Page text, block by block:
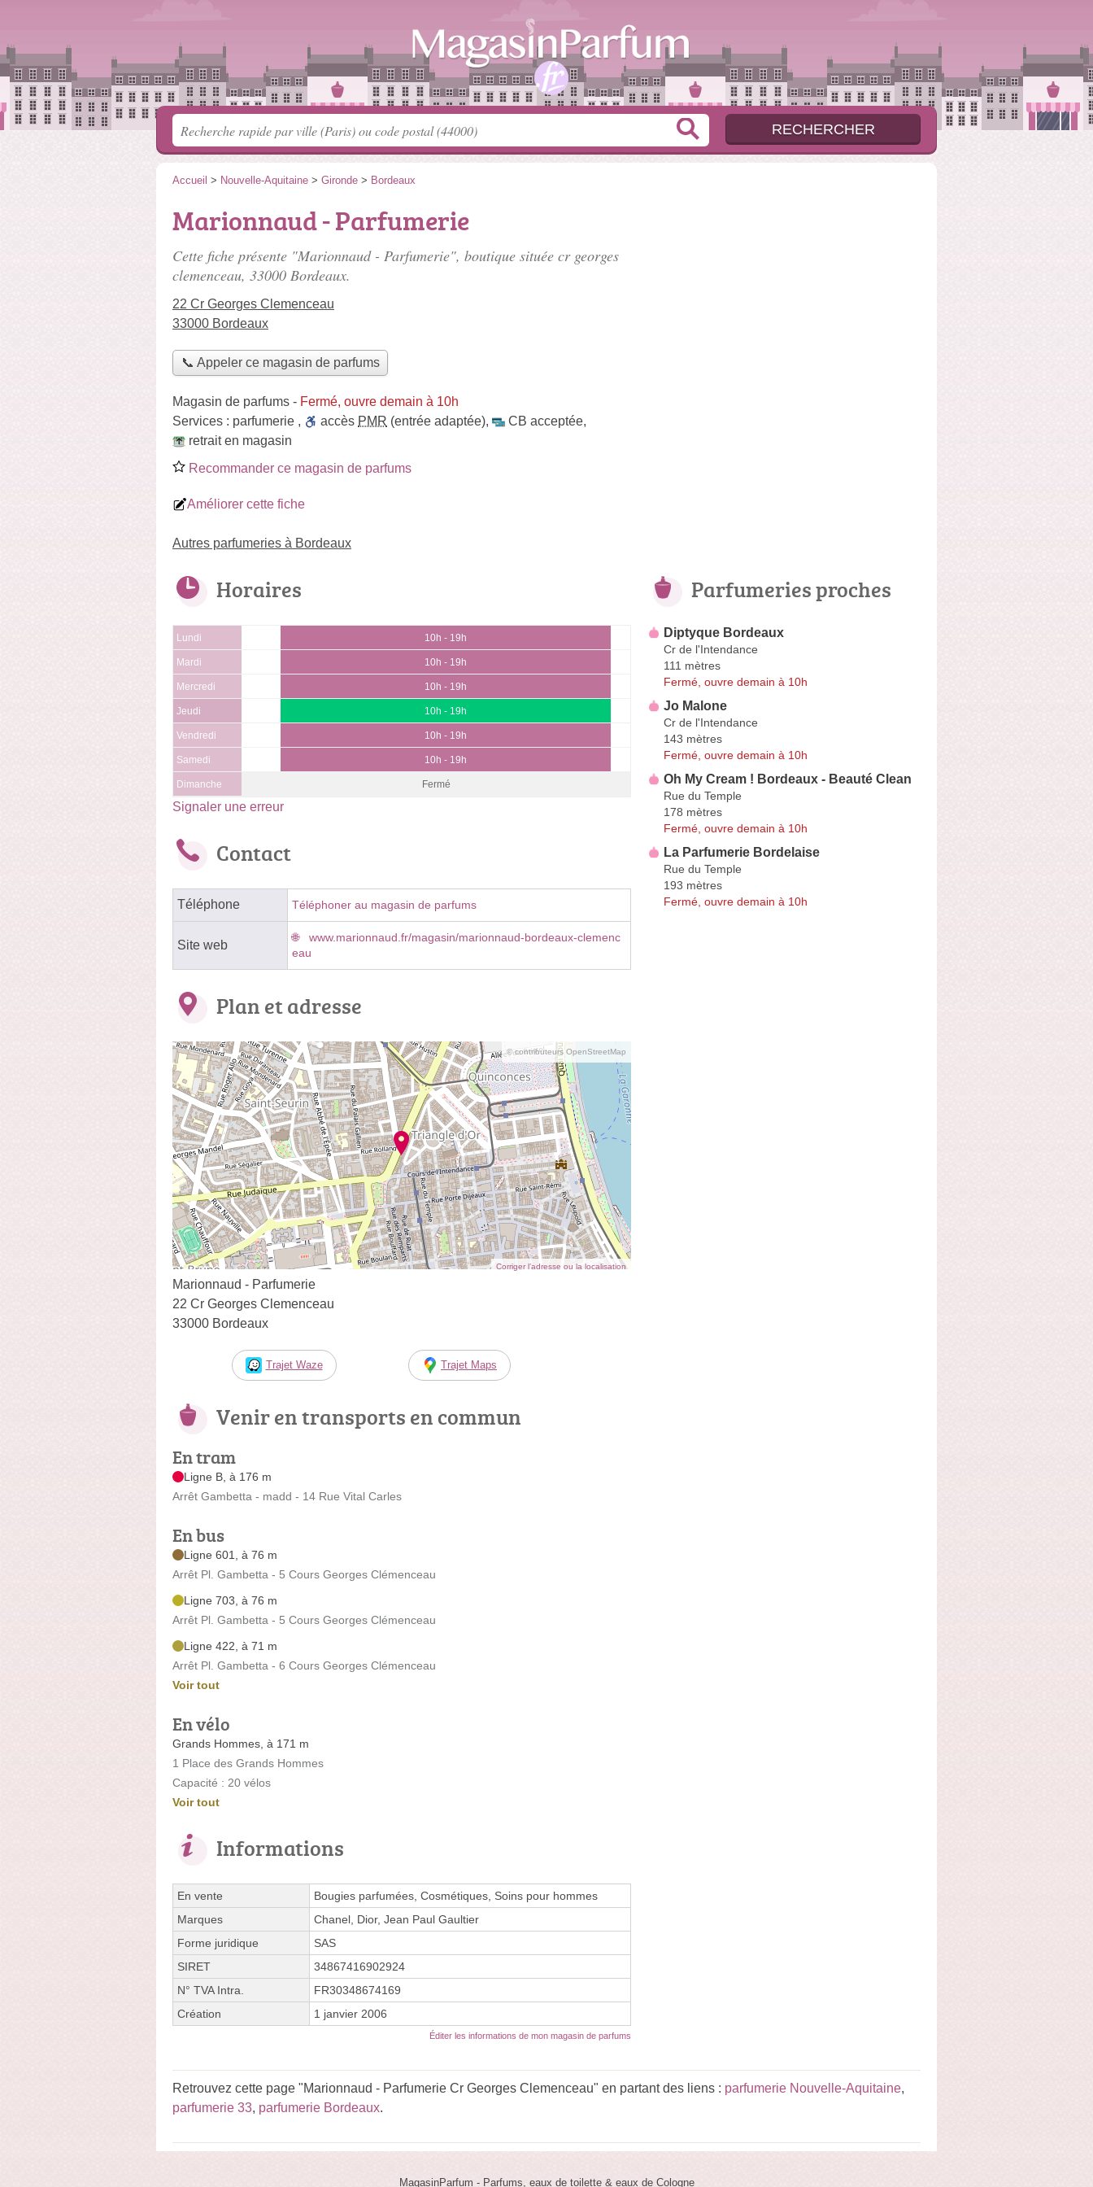
Accueil > Nouvelle-Aquitaine > Gironde > Bordeaux
Marionnaud - Parfumerie
Cette fiche présente "Marionnaud - Parfumerie", boutique située cr georges
clemenceau, 33000 Bordeaux.
22 Cr Georges Clemenceau
33000 Bordeaux
📞 Appeler ce magasin de parfums
Magasin de parfums - Fermé, ouvre demain à 10h
Services : parfumerie , accès PMR (entrée adaptée), CB acceptée,
retrait en magasin
Recommander ce magasin de parfums
Améliorer cette fiche
Autres parfumeries à Bordeaux
Horaires
Lundi 10h - 19h
Mardi 10h - 19h
Mercredi 10h - 19h
Jeudi 10h - 19h
Vendredi 10h - 19h
Samedi 10h - 19h
Dimanche Fermé
Signaler une erreur
Contact
Téléphone Téléphoner au magasin de parfums
Site web
www.marionnaud.fr/magasin/marionnaud-bordeaux-clemenc
eau
Plan et adresse
© contributeurs OpenStreetMap
Corriger l’adresse ou la localisation
Marionnaud - Parfumerie
22 Cr Georges Clemenceau
33000 Bordeaux
Trajet Waze Trajet Maps
Venir en transports en commun
En tram
Ligne B, à 176 m
Arrêt Gambetta - madd - 14 Rue Vital Carles
En bus
Ligne 601, à 76 m
Arrêt Pl. Gambetta - 5 Cours Georges Clémenceau
Ligne 703, à 76 m
Arrêt Pl. Gambetta - 5 Cours Georges Clémenceau
Ligne 422, à 71 m
Arrêt Pl. Gambetta - 6 Cours Georges Clémenceau
Voir tout
En vélo
Grands Hommes, à 171 m
1 Place des Grands Hommes
Capacité : 20 vélos
Voir tout
Informations
En vente
Bougies parfumées, Cosmétiques, Soins pour hommes
Marques
Chanel, Dior, Jean Paul Gaultier
Forme juridique
SAS
SIRET
34867416902924
N° TVA Intra.
FR30348674169
Création
1 janvier 2006
Éditer les informations de mon magasin de parfums
Parfumeries proches
Diptyque Bordeaux
Cr de l'Intendance
111 mètres
Fermé, ouvre demain à 10h
Jo Malone
Cr de l'Intendance
143 mètres
Fermé, ouvre demain à 10h
Oh My Cream ! Bordeaux - Beauté Clean
Rue du Temple
178 mètres
Fermé, ouvre demain à 10h
La Parfumerie Bordelaise
Rue du Temple
193 mètres
Fermé, ouvre demain à 10h
Retrouvez cette page "Marionnaud - Parfumerie Cr Georges Clemenceau" en partant des liens : parfumerie Nouvelle-Aquitaine,
parfumerie 33, parfumerie Bordeaux.
MagasinParfum - Parfums, eaux de toilette & eaux de Cologne